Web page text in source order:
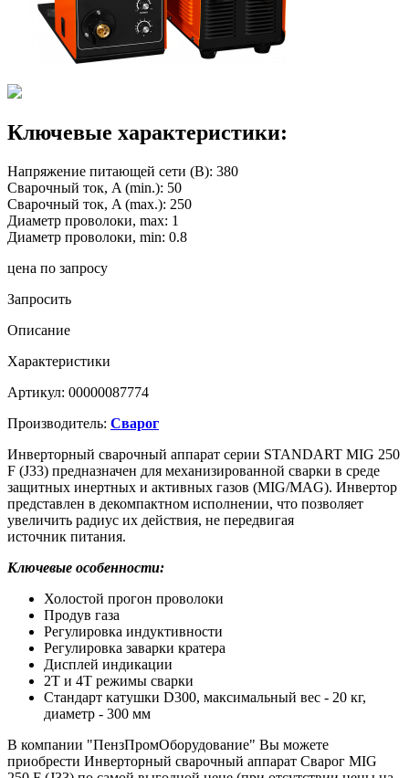
Ключевые характеристики:
Напряжение питающей сети (В): 380
Сварочный ток, A (min.): 50
Сварочный ток, A (max.): 250
Диаметр проволоки, max: 1
Диаметр проволоки, min: 0.8
цена по запросу
Запросить
Описание
Характеристики
Артикул: 00000087774
Производитель: Сварог
Инверторный сварочный аппарат серии STANDART MIG 250
F (J33) предназначен для механизированной сварки в среде
защитных инертных и активных газов (MIG/MAG). Инвертор
представлен в декомпактном исполнении, что позволяет
увеличить радиус их действия, не передвигая
источник питания.
Ключевые особенности:
Холостой прогон проволоки
Продув газа
Регулировка индуктивности
Регулировка заварки кратера
Дисплей индикации
2Т и 4Т режимы сварки
Cтандарт катушки D300, максимальный вес - 20 кг,
диаметр - 300 мм
В компании "ПензПромОборудование" Вы можете
приобрести Инверторный сварочный аппарат Сварог MIG